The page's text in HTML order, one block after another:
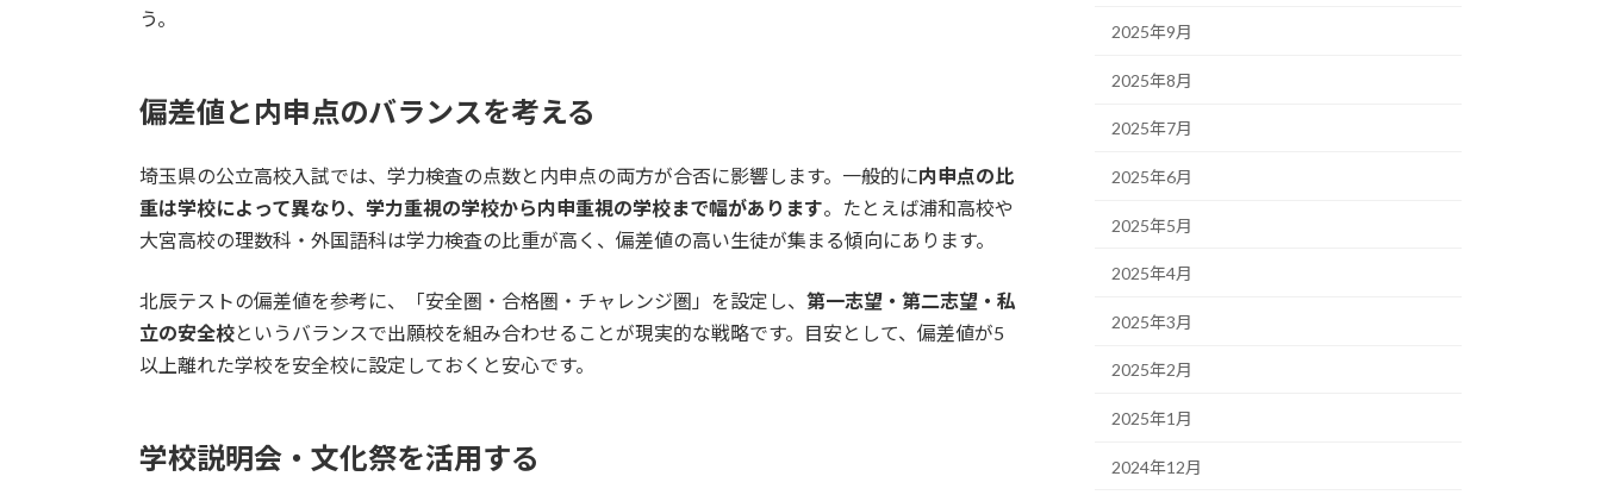
う。
偏差値と内申点のバランスを考える
埼玉県の公立高校入試では、学力検査の点数と内申点の両方が合否に影響します。一般的に内申点の比
重は学校によって異なり、学力重視の学校から内申重視の学校まで幅があります。たとえば浦和高校や
大宮高校の理数科・外国語科は学力検査の比重が高く、偏差値の高い生徒が集まる傾向にあります。
北辰テストの偏差値を参考に、「安全圏・合格圏・チャレンジ圏」を設定し、 第一志望・第二志望・私
立の安全校というバランスで出願校を組み合わせることが現実的な戦略です。目安として、偏差値が5
以上離れた学校を安全校に設定しておくと安心です。
学校説明会・文化祭を活用する
2025年9月
2025年8月
2025年7月
2025年6月
2025年5月
2025年4月
2025年3月
2025年2月
2025年1月
2024年12月